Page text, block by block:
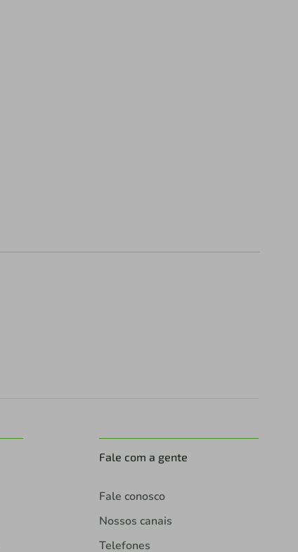
Fale com a gente
Fale conosco
Nossos canais
Telefones